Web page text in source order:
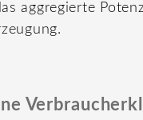
aggregierte